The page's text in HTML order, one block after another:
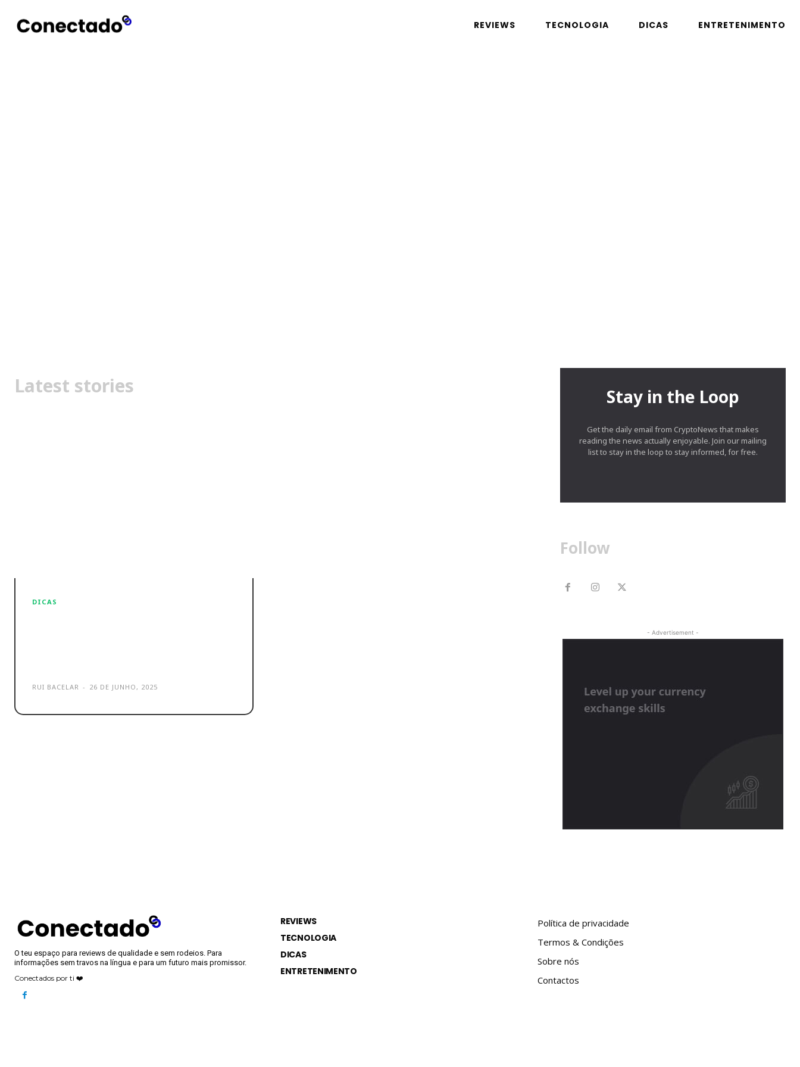
REVIEWS TECNOLOGIA DICAS ENTRETENIMENTO
Latest stories
DICAS
RUI BACELAR - 26 DE JUNHO, 2025
Stay in the Loop
Get the daily email from CryptoNews that makes
reading the news actually enjoyable. Join our mailing
list to stay in the loop to stay informed, for free.
Follow
- Advertisement -
O teu espaço para reviews de qualidade e sem rodeios. Para
informações sem travos na língua e para um futuro mais promissor.
Conectados por ti ❤️
REVIEWS
TECNOLOGIA
DICAS
ENTRETENIMENTO
Política de privacidade
Termos & Condições
Sobre nós
Contactos